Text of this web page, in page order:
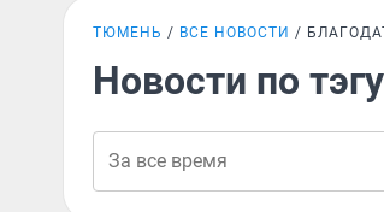
ТЮМЕНЬ ВСЕ НОВОСТИ
Новости по